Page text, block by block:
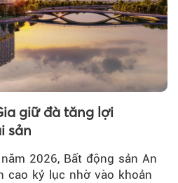
giữ đà tăng lợi
sản
2026, Bất động sản An
cao kỷ lục nhờ vào khoản